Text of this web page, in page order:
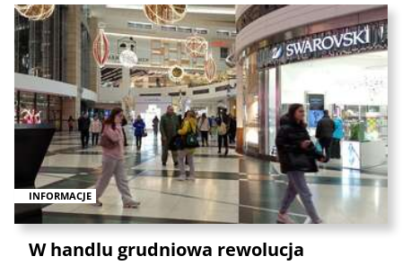
INFORMACJE
W handlu grudniowa rewolucja